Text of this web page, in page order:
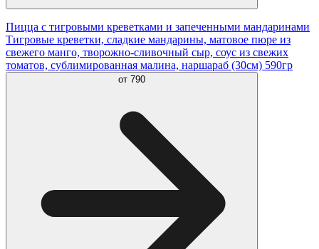
Пицца с тигровыми креветками и запеченными мандаринами
Тигровые креветки, сладкие мандарины, матовое пюре из
свежего манго, творожно-сливочный сыр, соус из свежих
томатов, сублимированная малина, наршараб (30см) 590гр
от 790